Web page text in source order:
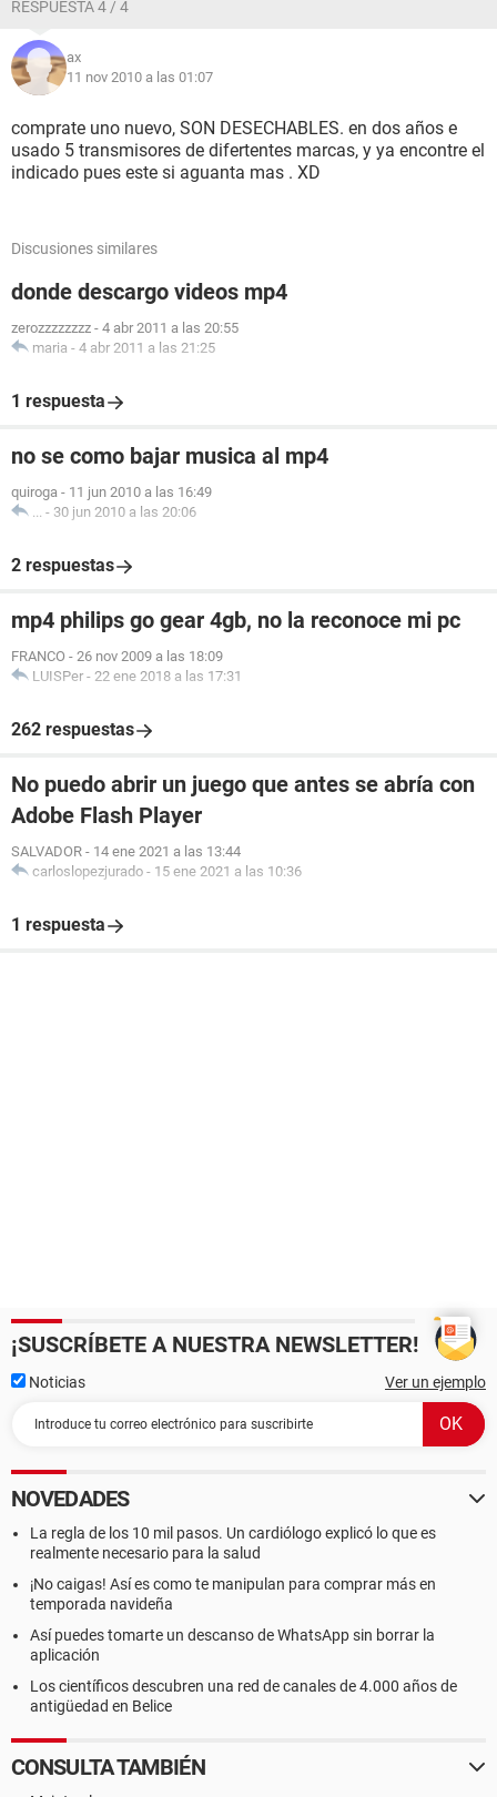
RESPUESTA 4 / 4
ax
11 nov 2010 a las 01:07
comprate uno nuevo, SON DESECHABLES. en dos años e
usado 5 transmisores de difertentes marcas, y ya encontre el
indicado pues este si aguanta mas . XD
Discusiones similares
donde descargo videos mp4
zerozzzzzzzz - 4 abr 2011 a las 20:55
maria - 4 abr 2011 a las 21:25
1 respuesta
no se como bajar musica al mp4
quiroga - 11 jun 2010 a las 16:49
... - 30 jun 2010 a las 20:06
2 respuestas
mp4 philips go gear 4gb, no la reconoce mi pc
FRANCO - 26 nov 2009 a las 18:09
LUISPer - 22 ene 2018 a las 17:31
262 respuestas
No puedo abrir un juego que antes se abría con
Adobe Flash Player
SALVADOR - 14 ene 2021 a las 13:44
carloslopezjurado - 15 ene 2021 a las 10:36
1 respuesta
¡SUSCRÍBETE A NUESTRA NEWSLETTER!
Noticias Ver un ejemplo
NOVEDADES
La regla de los 10 mil pasos. Un cardiólogo explicó lo que es
realmente necesario para la salud
¡No caigas! Así es como te manipulan para comprar más en
temporada navideña
Así puedes tomarte un descanso de WhatsApp sin borrar la
aplicación
Los científicos descubren una red de canales de 4.000 años de
antigüedad en Belice
CONSULTA TAMBIÉN